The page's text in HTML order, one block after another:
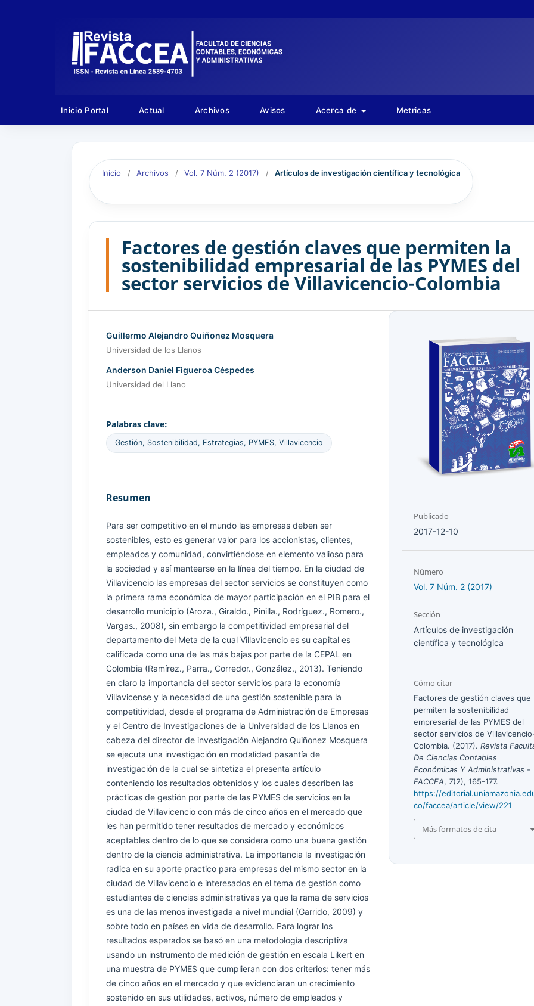
Inicio Portal Actual Archivos Avisos Acerca de Metricas
Inicio / Archivos / Vol. 7 Núm. 2 (2017) / Artículos de investigación científica y tecnológica
Factores de gestión claves que permiten la
sostenibilidad empresarial de las PYMES del
sector servicios de Villavicencio-Colombia
Guillermo Alejandro Quiñonez Mosquera
Universidad de los Llanos
Anderson Daniel Figueroa Céspedes
Universidad del Llano
Palabras clave:
Gestión, Sostenibilidad, Estrategias, PYMES, Villavicencio
Resumen
Para ser competitivo en el mundo las empresas deben ser
sostenibles, esto es generar valor para los accionistas, clientes,
empleados y comunidad, convirtiéndose en elemento valioso para
la sociedad y así mantearse en la línea del tiempo. En la ciudad de
Villavicencio las empresas del sector servicios se constituyen como
la primera rama económica de mayor participación en el PIB para el
desarrollo municipio (Aroza., Giraldo., Pinilla., Rodríguez., Romero.,
Vargas., 2008), sin embargo la competitividad empresarial del
departamento del Meta de la cual Villavicencio es su capital es
calificada como una de las más bajas por parte de la CEPAL en
Colombia (Ramírez., Parra., Corredor., González., 2013). Teniendo
en claro la importancia del sector servicios para la economía
Villavicense y la necesidad de una gestión sostenible para la
competitividad, desde el programa de Administración de Empresas
y el Centro de Investigaciones de la Universidad de los Llanos en
cabeza del director de investigación Alejandro Quiñonez Mosquera
se ejecuta una investigación en modalidad pasantía de
investigación de la cual se sintetiza el presenta artículo
conteniendo los resultados obtenidos y los cuales describen las
prácticas de gestión por parte de las PYMES de servicios en la
ciudad de Villavicencio con más de cinco años en el mercado que
les han permitido tener resultados de mercado y económicos
aceptables dentro de lo que se considera como una buena gestión
dentro de la ciencia administrativa. La importancia la investigación
radica en su aporte practico para empresas del mismo sector en la
ciudad de Villavicencio e interesados en el tema de gestión como
estudiantes de ciencias administrativas ya que la rama de servicios
es una de las menos investigada a nivel mundial (Garrido, 2009) y
sobre todo en países en vida de desarrollo. Para lograr los
resultados esperados se basó en una metodología descriptiva
usando un instrumento de medición de gestión en escala Likert en
una muestra de PYMES que cumplieran con dos criterios: tener más
de cinco años en el mercado y que evidenciaran un crecimiento
sostenido en sus utilidades, activos, número de empleados y
Publicado
2017-12-10
Número
Vol. 7 Núm. 2 (2017)
Sección
Artículos de investigación
científica y tecnológica
Cómo citar
Factores de gestión claves que
permiten la sostenibilidad
empresarial de las PYMES del
sector servicios de
Colombia. (2017).Revista
De Ciencias Contables
Económicas Y Administrativas -
FACCEA, 7(2), 165-177.
https://
co/faccea/article/view/221
Más formatos de cita